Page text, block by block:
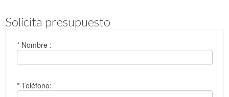
Solicita presupuesto
* Nombre :
* Teléfono: